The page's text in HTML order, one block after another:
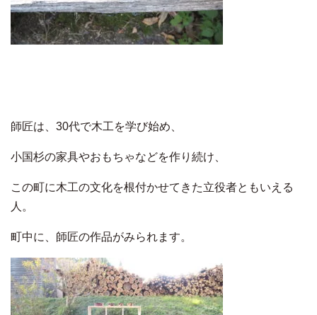
師匠は、30代で木工を学び始め、
小国杉の家具やおもちゃなどを作り続け、
この町に木工の文化を根付かせてきた立役者ともいえる
人。
町中に、師匠の作品がみられます。